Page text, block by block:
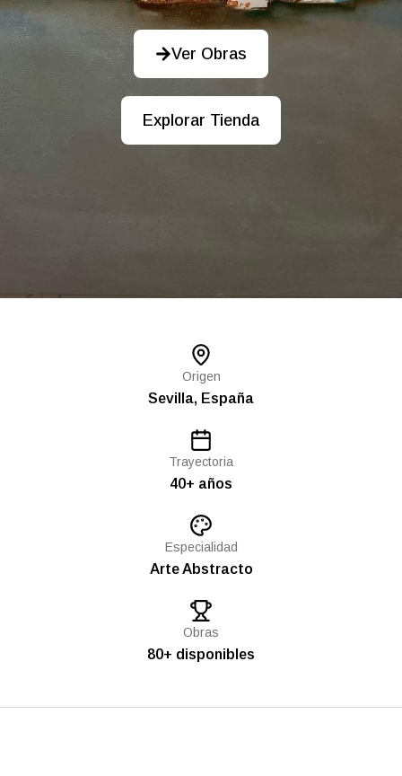
Ver Obras
Explorar Tienda
Origen
Sevilla, España
Trayectoria
40+ años
Especialidad
Arte Abstracto
Obras
80+ disponibles